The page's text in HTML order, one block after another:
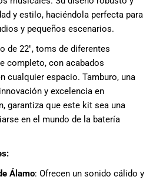
nuestra
web y
tu
pedido en la
de
hogar.
el
mundo de la
con
Music
y estilo, haciéndola perfecta para
y pequeños escenarios.
de 22″, toms de diferentes
completo, con acabados
cualquier espacio. Tamburo, una
y excelencia en
garantiza que este kit sea una
en el mundo de la batería
Álamo: Ofrecen un sonido cálido y